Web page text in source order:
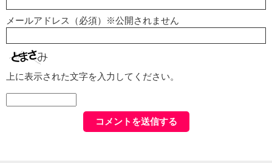
メールアドレス（必須）※公開されません
上に表示された文字を入力してください。